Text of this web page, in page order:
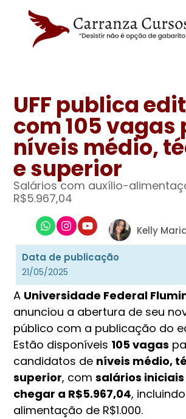
UFF publica
com 105 vagas
níveis médio,
e superior
Salários com auxílio-
R$5.967,04
Kelly
Data de publicação
21/05/2025
A Universidade Federal
anunciou a abertura de seu
público com a publicação do
Estão disponíveis 105 vagas
candidatos de níveis médio,
superior, comsalários
chegar a R$5.967,04,
alimentação de R$1.000.